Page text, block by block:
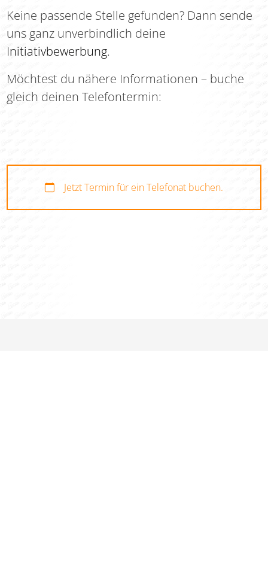
Keine passende Stelle gefunden? Dann sende
uns ganz unverbindlich deine
Initiativbewerbung.
Möchtest du nähere Informationen – buche
gleich deinen Telefontermin:
Jetzt Termin für ein Telefonat buchen.